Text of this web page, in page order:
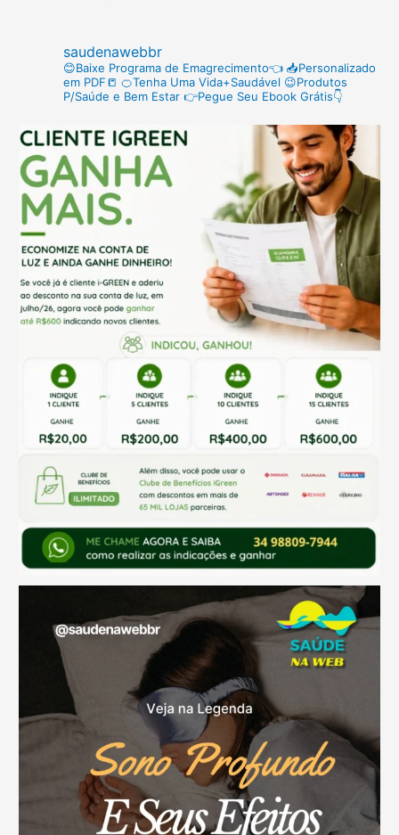
:
saudenawebbr
😊Baixe Programa de Emagrecimento👈 📥Personalizado
em PDF📒 🍊Tenha Uma Vida+Saudável 😉Produtos
P/Saúde e Bem Estar 👉Pegue Seu Ebook Grátis👇